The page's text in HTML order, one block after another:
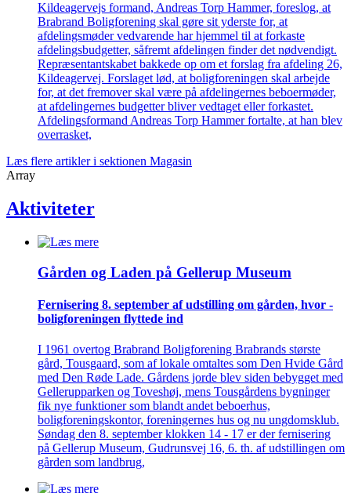
Kildeagervejs formand, Andreas Torp Hammer, foreslog, at
Brabrand Boligforening skal gøre sit yderste for, at
afdelingsmøder vedvarende har hjemmel til at forkaste
afdelingsbudgetter, såfremt afdelingen finder det nødvendigt.
Repræsentantskabet bakkede op om et forslag fra afdeling 26,
Kildeagervej. Forslaget lød, at boligforeningen skal arbejde
for, at det fremover skal være på afdelingernes beboermøder,
at afdelingernes budgetter bliver vedtaget eller forkastet.
Afdelingsformand Andreas Torp Hammer fortalte, at han blev
overrasket,
Læs flere artikler i sektionen Magasin
Array
Aktiviteter
Gården og Laden på Gellerup Museum
Fernisering 8. september af ­udstilling om gården, hvor ­
bolig­foreningen flyttede ind
I 1961 overtog Brabrand Boligforening Brabrands største
gård, Tousgaard, som af lokale omtaltes som Den Hvide Gård
med Den Røde Lade. Gårdens jorde blev siden bebygget med
Gellerupparken og Toveshøj, mens Tousgårdens bygninger
fik nye funktioner som blandt andet beboerhus,
boligforeningskontor, foreningernes hus og nu ungdomsklub.
Søndag den 8. september klokken 14 - 17 er der fernisering
på Gellerup Museum, Gudrunsvej 16, 6. th. af udstillingen om
gården som landbrug,